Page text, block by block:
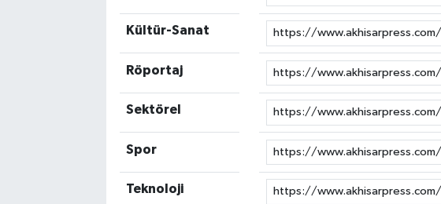
Kültür-Sanat
Röportaj
Sektörel
Spor
Teknoloji
Akhisar Emlak